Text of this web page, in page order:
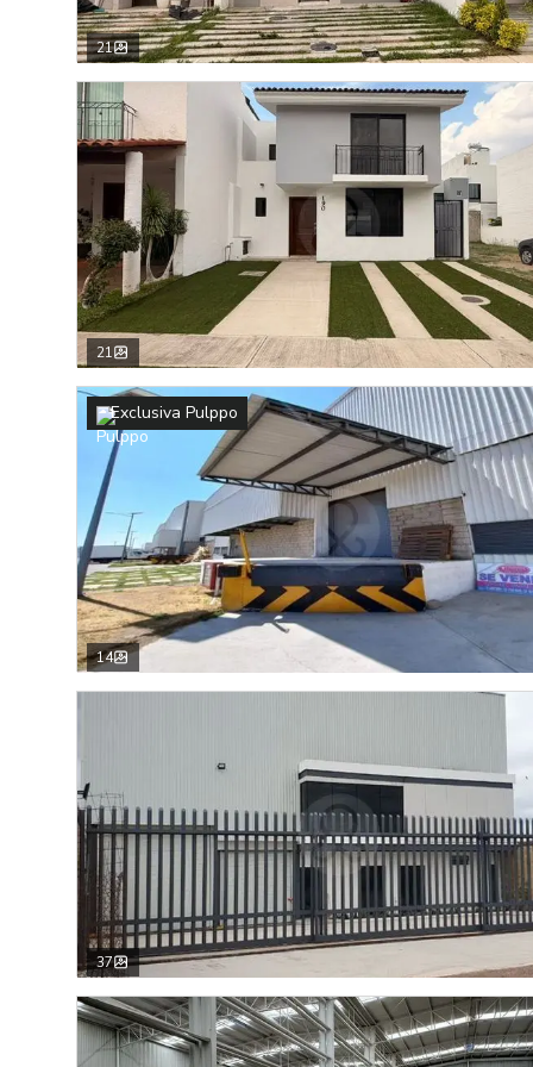
21
21
14
Exclusiva Pulppo
37